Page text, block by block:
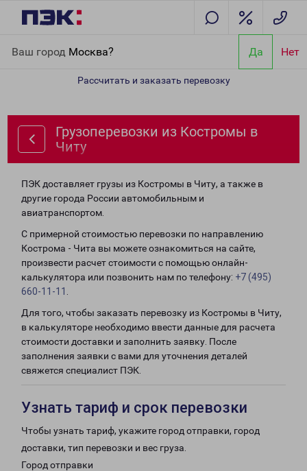
Ваш город Москва? Да Нет
Рассчитать и заказать перевозку
Грузоперевозки из Костромы в
Читу
ПЭК доставляет грузы из Костромы в Читу, а также в
другие города России автомобильным и
авиатранспортом.
С примерной стоимостью перевозки по направлению
Кострома - Чита вы можете ознакомиться на сайте,
произвести расчет стоимости с помощью онлайн-
калькулятора или позвонить нам по телефону: +7 (495)
660-11-11
Для того, чтобы заказать перевозку из Костромы в Читу,
в калькуляторе необходимо ввести данные для расчета
стоимости доставки и заполнить заявку. После
заполнения заявки с вами для уточнения деталей
свяжется специалист ПЭК.
Узнать тариф и срок перевозки
Чтобы узнать тариф, укажите город отправки, город
доставки, тип перевозки и вес груза.
Город отправки